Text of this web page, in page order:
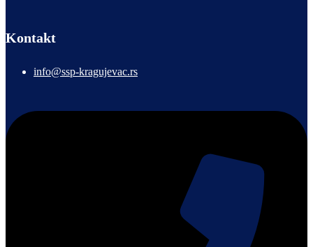
Kontakt
info@ssp-kragujevac.rs